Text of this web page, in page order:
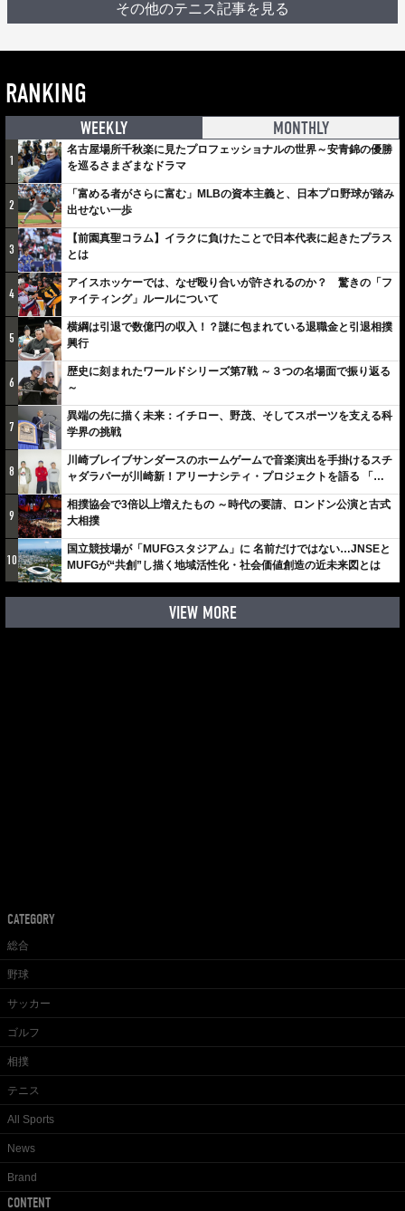
その他のテニス記事を見る
RANKING
WEEKLY MONTHLY
1
名古屋場所千秋楽に見たプロフェッショナルの世界～安青錦の優勝
を巡るさまざまなドラマ
2
「富める者がさらに富む」MLBの資本主義と、日本プロ野球が踏み
出せない一歩
3
【前園真聖コラム】イラクに負けたことで日本代表に起きたプラス
とは
4
アイスホッケーでは、なぜ殴り合いが許されるのか？ 驚きの「フ
ァイティング」ルールについて
5
横綱は引退で数億円の収入！？謎に包まれている退職金と引退相撲
興行
6
歴史に刻まれたワールドシリーズ第7戦 ～３つの名場面で振り返る
～
7
異端の先に描く未来：イチロー、野茂、そしてスポーツを支える科
学界の挑戦
8
川崎ブレイブサンダースのホームゲームで音楽演出を手掛けるスチ
ャダラパーが川崎新！アリーナシティ・プロジェクトを語る 「楽
しみでしかないでしょ。川崎は、ずっと成長曲線だから」
9
相撲協会で3倍以上増えたもの ～時代の要請、ロンドン公演と古式
大相撲
10
国立競技場が「MUFGスタジアム」に 名前だけではない…JNSEと
MUFGが“共創”し描く地域活性化・社会価値創造の近未来図とは
VIEW MORE
CATEGORY
総合
野球
サッカー
ゴルフ
相撲
テニス
All Sports
News
Brand
CONTENT